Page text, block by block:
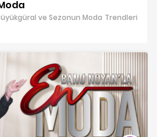
ve Sezonun Moda Trendleri